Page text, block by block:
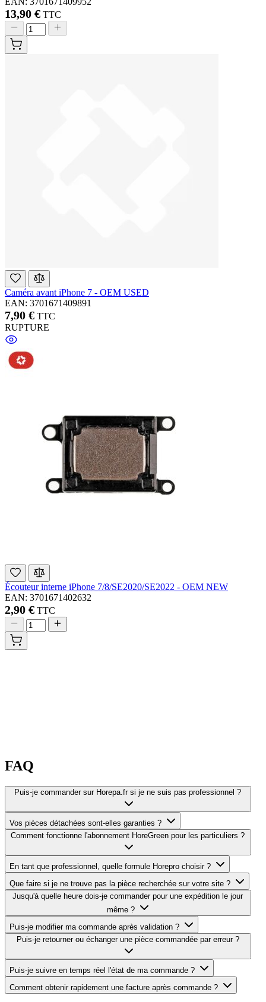
13,90 € TTC
Caméra avant iPhone 7 - OEM USED
EAN: 3701671409891
7,90 € TTC
RUPTURE
Écouteur interne iPhone 7/8/SE2020/SE2022 - OEM NEW
EAN: 3701671402632
2,90 € TTC
FAQ
Puis-je commander sur Horepa.fr si je ne suis pas professionnel ?
Vos pièces détachées sont-elles garanties ?
Comment fonctionne l'abonnement HoreGreen pour les particuliers ?
En tant que professionnel, quelle formule Horepro choisir ?
Que faire si je ne trouve pas la pièce recherchée sur votre site ?
Jusqu'à quelle heure dois-je commander pour une expédition le jour
même ?
Puis-je modifier ma commande après validation ?
Puis-je retourner ou échanger une pièce commandée par erreur ?
Puis-je suivre en temps réel l'état de ma commande ?
Comment obtenir rapidement une facture après commande ?